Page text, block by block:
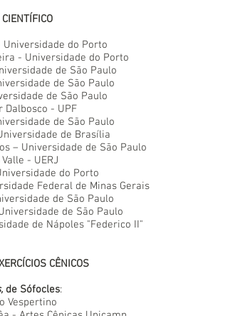
Universidade do Porto
- Universidade do Porto
de São Paulo
de São Paulo
de São Paulo
Dalbosco - UPF
de São Paulo
de Brasília
– Universidade de São Paulo
- UERJ
do Porto
Federal de Minas Gerais
de São Paulo
de São Paulo
de Nápoles "Federico II"
CÊNICOS
de Sófocles:
Vespertino